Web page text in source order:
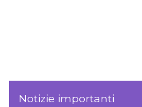
Notizie importanti